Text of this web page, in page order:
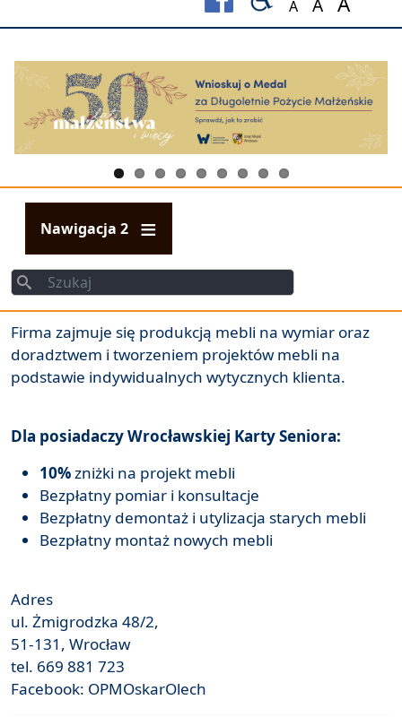
A
Set font size to
Set font
Set
Nawigacja 2
Szukaj
Szukaj
Firma zajmuje się produkcją mebli na wymiar oraz
doradztwem i tworzeniem projektów mebli na
podstawie indywidualnych wytycznych klienta.
Dla posiadaczy Wrocławskiej Karty Seniora:
10% zniżki na projekt mebli
Bezpłatny pomiar i konsultacje
Bezpłatny demontaż i utylizacja starych mebli
Bezpłatny montaż nowych mebli
Adres
ul. Żmigrodzka 48/2,
51-131, Wrocław
tel. 669 881 723
Facebook: OPMOskarOlech